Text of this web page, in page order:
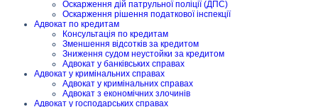
Оскарження дій патрульної поліції (ДПС)
Оскарження рішення податкової інспекції
Адвокат по кредитам
Консультація по кредитам
Зменшення відсотків за кредитом
Зниження судом неустойки за кредитом
Адвокат у банківських справах
Адвокат у кримінальних справах
Адвокат у кримінальних справах
Адвокат з економічних злочинів
Адвокат у господарських справах